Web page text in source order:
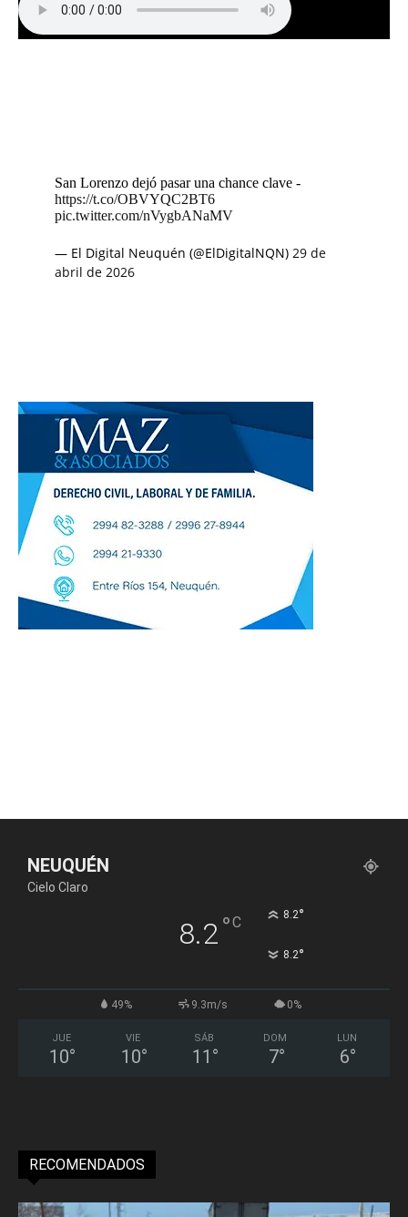
San Lorenzo dejó pasar una chance clave -
https://t.co/OBVYQC2BT6
pic.twitter.com/nVygbANaMV
— El Digital Neuquén (@ElDigitalNQN) 29 de
abril de 2026
NEUQUÉN
Cielo Claro
8.2°C 8.2°
8.2°
49% 9.3m/s 0%
JUE
10°
VIE
10°
SÁB
11 °
DOM
7°
LUN
6°
RECOMENDADOS